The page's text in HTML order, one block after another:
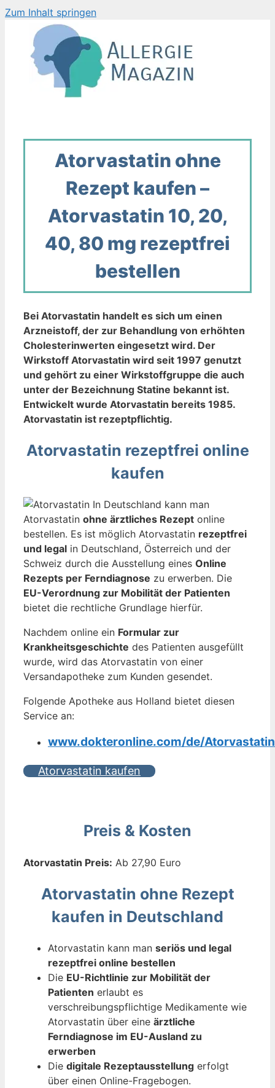
Zum Inhalt springen
Atorvastatin ohne
Rezept kaufen –
Atorvastatin 10, 20,
40, 80 mg rezeptfrei
bestellen
Bei Atorvastatin handelt es sich um einen
Arzneistoff, der zur Behandlung von erhöhten
Cholesterinwerten eingesetzt wird. Der
Wirkstoff Atorvastatin wird seit 1997 genutzt
und gehört zu einer Wirkstoffgruppe die auch
unter der Bezeichnung Statine bekannt ist.
Entwickelt wurde Atorvastatin bereits 1985.
Atorvastatin ist rezeptpflichtig.
Atorvastatin rezeptfrei online
kaufen
In Deutschland kann man
Atorvastatin ohne ärztliches Rezept online
bestellen. Es ist möglich Atorvastatin rezeptfrei
und legal in Deutschland, Österreich und der
Schweiz durch die Ausstellung eines Online
Rezepts per Ferndiagnose zu erwerben. Die
EU-Verordnung zur Mobilität der Patienten
bietet die rechtliche Grundlage hierfür.
Nachdem online ein Formular zur
Krankheitsgeschichte des Patienten ausgefüllt
wurde, wird das Atorvastatin von einer
Versandapotheke zum Kunden gesendet.
Folgende Apotheke aus Holland bietet diesen
Service an:
www.dokteronline.com/de/Atorvastatin
Atorvastatin kaufen
Preis & Kosten
Atorvastatin Preis: Ab 27,90 Euro
Atorvastatin ohne Rezept
kaufen in Deutschland
Atorvastatin kann man seriös und legal
rezeptfrei online bestellen
Die EU-Richtlinie zur Mobilität der
Patienten erlaubt es
verschreibungspflichtige Medikamente wie
Atorvastatin über eine ärztliche
Ferndiagnose im EU-Ausland zu
erwerben
Die digitale Rezeptausstellung erfolgt
über einen Online-Fragebogen.